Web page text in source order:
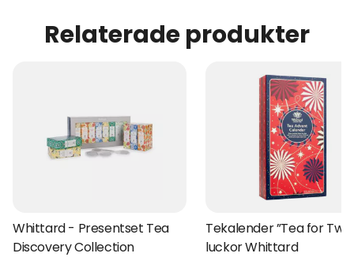
Relaterade produkter
Whittard - Presentset Tea
Discovery Collection
Tekalender ”Tea for
luckor Whittard